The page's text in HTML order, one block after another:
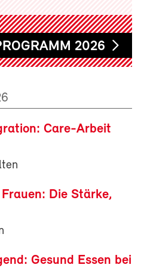
2026
Care-Arbeit
Die Stärke,
Gesund Essen bei